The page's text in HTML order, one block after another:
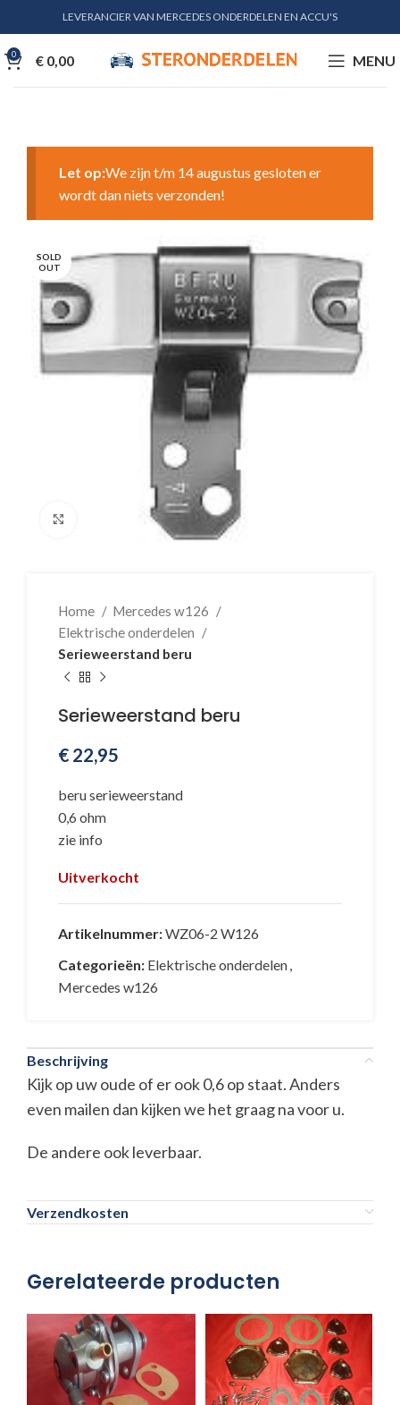
LEVERANCIER VAN MERCEDES ONDERDELEN EN ACCU'S
0 € 0,00 MENU
Let op:We zijn t/m 14 augustus gesloten er
wordt dan niets verzonden!
SOLD
OUT
Klik voor vergroting
Home
Mercedes w126
Elektrische onderdelen
Serieweerstand beru
Serieweerstand beru
€ 22,95
beru serieweerstand
0,6 ohm
zie info
Uitverkocht
Artikelnummer:WZ06-2 W126
Categorieën: Elektrische onderdelen
Mercedes w126
Beschrijving
Kijk op uw oude of er ook 0,6 op staat. Anders
even mailen dan kijken we het graag na voor u.
De andere ook leverbaar.
Verzendkosten
Gerelateerde producten